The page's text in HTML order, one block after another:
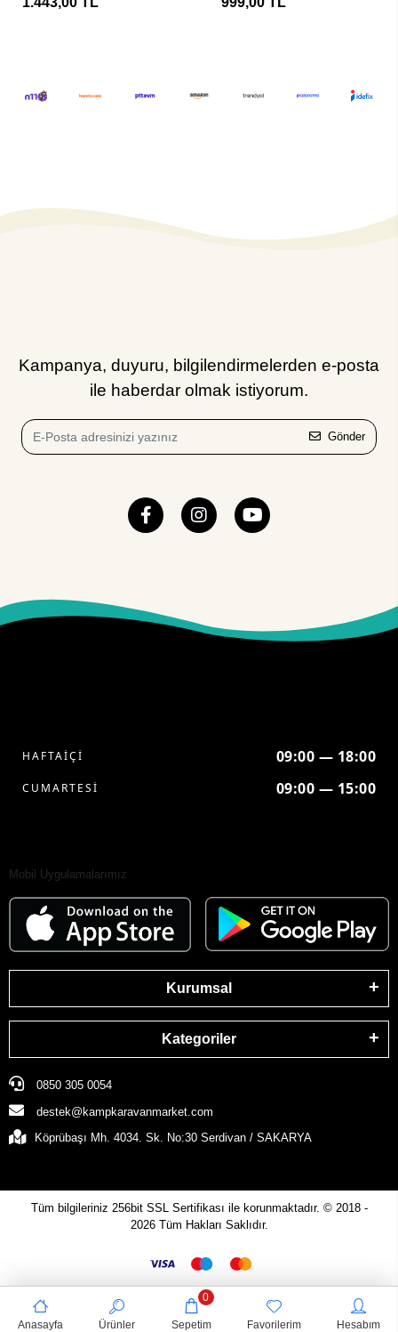
Kimyasalı
Kampanya, duyuru, bilgilendirmelerden e-posta
ile haberdar olmak istiyorum.
Gönder
HAFTAİÇİ 09:00 — 18:00
CUMARTESİ 09:00 — 15:00
Mobil Uygulamalarımız
Kurumsal
Kategoriler
0850 305 0054
destek@kampkaravanmarket.com
Köprübaşı Mh. 4034. Sk. No:30 Serdivan / SAKARYA
Tüm bilgileriniz 256bit SSL Sertifikası ile korunmaktadır. © 2018 -
2026 Tüm Hakları Saklıdır.
Anasayfa Ürünler Sepetim
0
Favorilerim Hesabım